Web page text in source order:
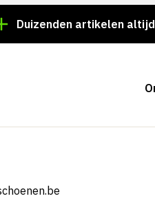
artikelen altijd op